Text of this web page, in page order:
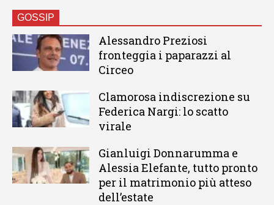
GOSSIP
Alessandro Preziosi
fronteggia i paparazzi al
Circeo
Clamorosa indiscrezione su
Federica Nargi: lo scatto
virale
Gianluigi Donnarumma e
Alessia Elefante, tutto pronto
per il matrimonio più atteso
dell’estate